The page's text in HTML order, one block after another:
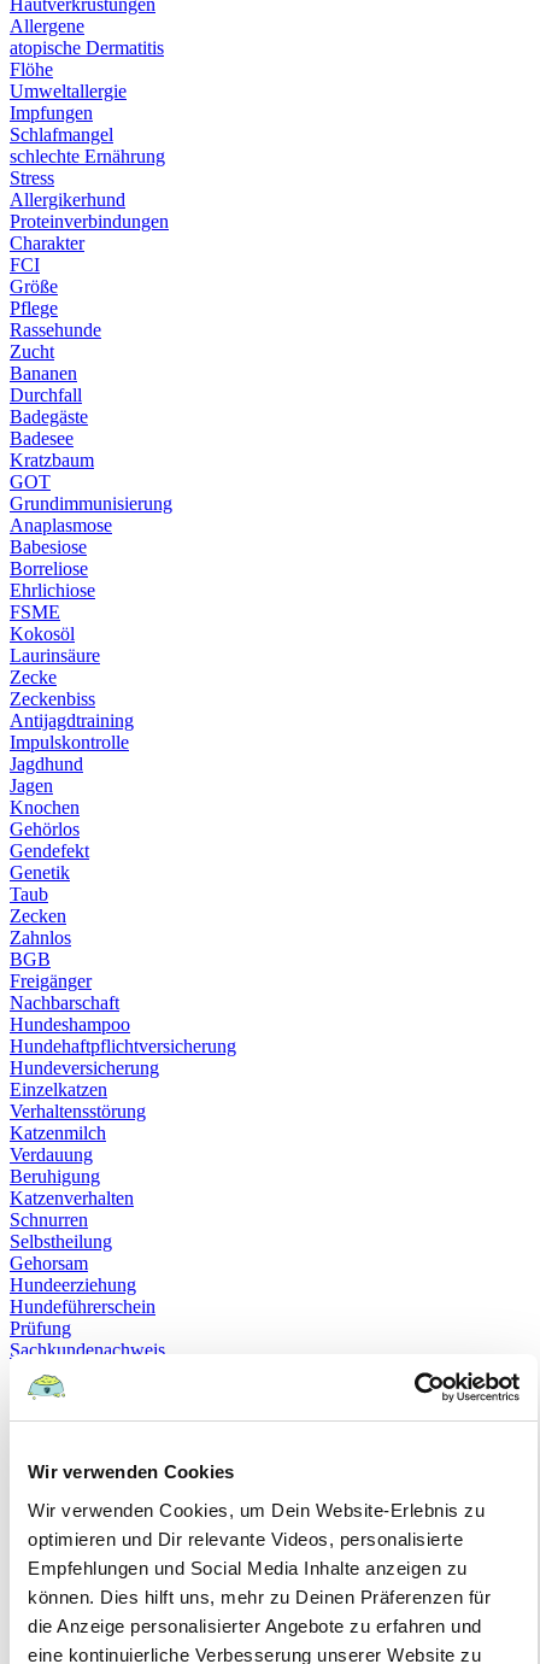
Wir verwenden Cookies
Wir verwenden Cookies, um Dein Website-Erlebnis zu
optimieren und Dir relevante Videos, personalisierte
Empfehlungen und Social Media Inhalte anzeigen zu
können. Dies hilft uns, mehr zu Deinen Präferenzen für
die Anzeige personalisierter Angebote zu erfahren und
eine kontinuierliche Verbesserung unserer Website zu
Hautverkrustungen
Allergene
atopische Dermatitis
Flöhe
Umweltallergie
Impfungen
Schlafmangel
schlechte Ernährung
Stress
Allergikerhund
Proteinverbindungen
Charakter
FCI
Größe
Pflege
Rassehunde
Zucht
Bananen
Durchfall
Badegäste
Badesee
Kratzbaum
GOT
Grundimmunisierung
Anaplasmose
Babesiose
Borreliose
Ehrlichiose
FSME
Kokosöl
Laurinsäure
Zecke
Zeckenbiss
Antijagdtraining
Impulskontrolle
Jagdhund
Jagen
Knochen
Gehörlos
Gendefekt
Genetik
Taub
Zecken
Zahnlos
BGB
Freigänger
Nachbarschaft
Hundeshampoo
Hundehaftpflichtversicherung
Hundeversicherung
Einzelkatzen
Verhaltensstörung
Katzenmilch
Verdauung
Beruhigung
Katzenverhalten
Schnurren
Selbstheilung
Gehorsam
Hundeerziehung
Hundeführerschein
Prüfung
Sachkundenachweis
Sozialverträglichkeit
Bloodhound
Schäferhund
Schweißhund
exzessives Lecken
Niesen
Hepatitis
Impfen
Leptospirose
Parvovirose
Staupe